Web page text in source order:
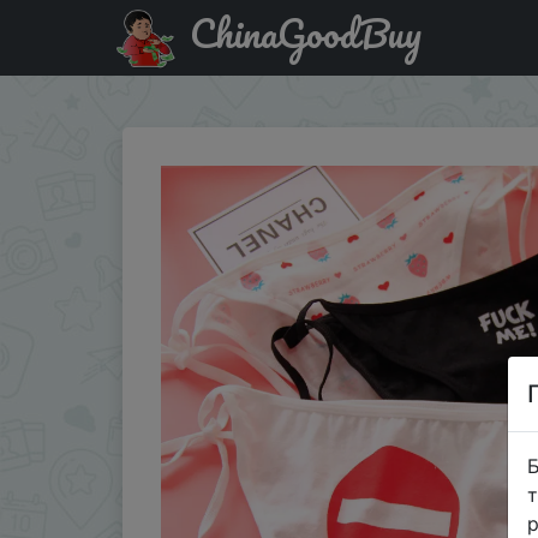
Придбати по акціи Women's Full Cotton Underwear
ChinaGoodBuy